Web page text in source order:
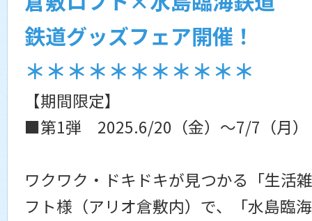
鉄道グッズフェア開催！
＊＊＊＊＊＊＊＊＊＊＊
【期間限定】
■第1弾 2025.6/20（金）～7/7（月）
ワクワク・ドキドキが見つかる「生活
フト様（アリオ倉敷内）で、「水島臨